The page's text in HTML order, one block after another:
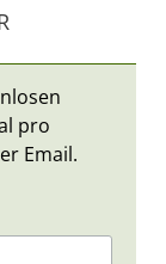
pro
Email.